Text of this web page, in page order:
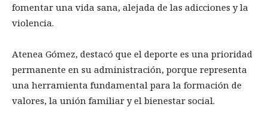
fomentar una vida sana, alejada de las adicciones y la
violencia.
Atenea Gómez, destacó que el deporte es una prioridad
permanente en su administración, porque representa
una herramienta fundamental para la formación de
valores, la unión familiar y el bienestar social.